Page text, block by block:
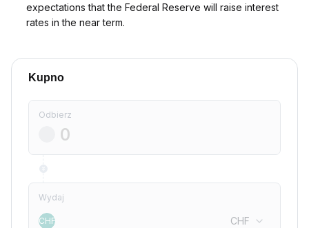
expectations that the Federal Reserve will raise interest
rates in the near term.
Kupno
Odbierz
Wydaj
CHF CHF